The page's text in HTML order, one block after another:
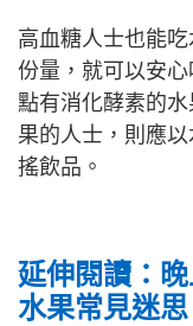
高血糖人士也能
份量，就可以安
點有消化酵素的
果的人士，則應
搖飲品。
延伸閱讀：
水果常見迷思